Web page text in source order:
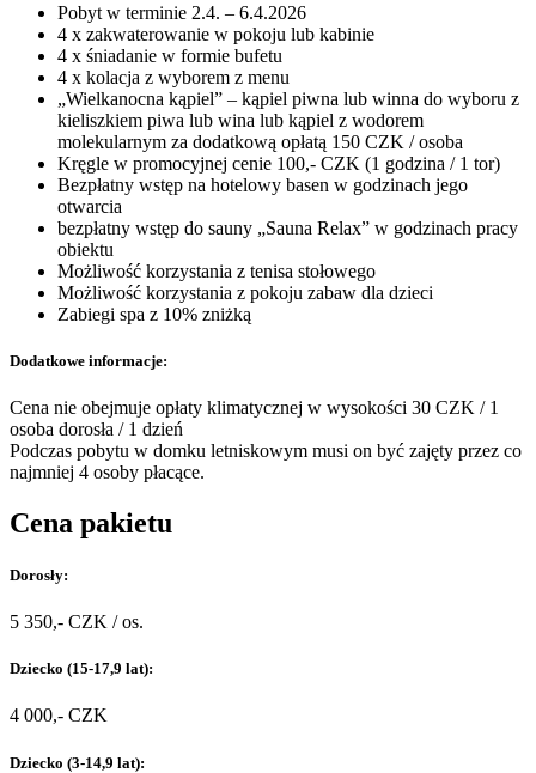
Pobyt w terminie 2.4. – 6.4.2026
4 x zakwaterowanie w pokoju lub kabinie
4 x śniadanie w formie bufetu
4 x kolacja z wyborem z menu
„Wielkanocna kąpiel” – kąpiel piwna lub winna do wyboru z
kieliszkiem piwa lub wina lub kąpiel z wodorem
molekularnym za dodatkową opłatą 150 CZK / osoba
Kręgle w promocyjnej cenie 100,- CZK (1 godzina / 1 tor)
Bezpłatny wstęp na hotelowy basen w godzinach jego
otwarcia
bezpłatny wstęp do sauny „Sauna Relax” w godzinach pracy
obiektu
Możliwość korzystania z tenisa stołowego
Możliwość korzystania z pokoju zabaw dla dzieci
Zabiegi spa z 10% zniżką
Dodatkowe informacje:
Cena nie obejmuje opłaty klimatycznej w wysokości 30 CZK / 1
osoba dorosła / 1 dzień
Podczas pobytu w domku letniskowym musi on być zajęty przez co
najmniej 4 osoby płacące.
Cena pakietu
Dorosły:
5 350,- CZK / os.
Dziecko (15-17,9 lat):
4 000,- CZK
Dziecko (3-14,9 lat):